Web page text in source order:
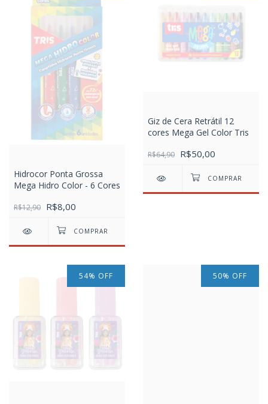
Hidrocor Ponta Grossa
Mega Hidro Color - 6 Cores
R$12,90 R$8,00
Giz de Cera Retrátil 12
cores Mega Gel Color Tris
R$64,90 R$50,00
54% OFF 50% OFF